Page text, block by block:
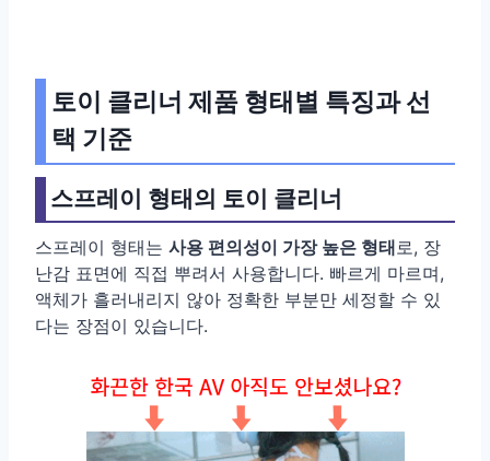
토이 클리너 제품 형태별 특징과 선
택 기준
스프레이 형태의 토이 클리너
스프레이 형태는 사용 편의성이 가장 높은 형태로, 장
난감 표면에 직접 뿌려서 사용합니다. 빠르게 마르며,
액체가 흘러내리지 않아 정확한 부분만 세정할 수 있
다는 장점이 있습니다.